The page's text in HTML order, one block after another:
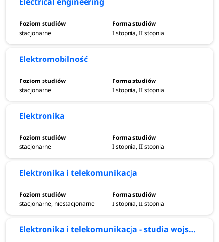
stacjonarne I stopnia, II stopnia
Elektromobilność
stacjonarne I stopnia, II stopnia
Elektronika
stacjonarne I stopnia, II stopnia
Elektronika i telekomunikacja
stacjonarne, niestacjonarne I stopnia, II stopnia
Elektronika i telekomunikacja - studia wojskowe